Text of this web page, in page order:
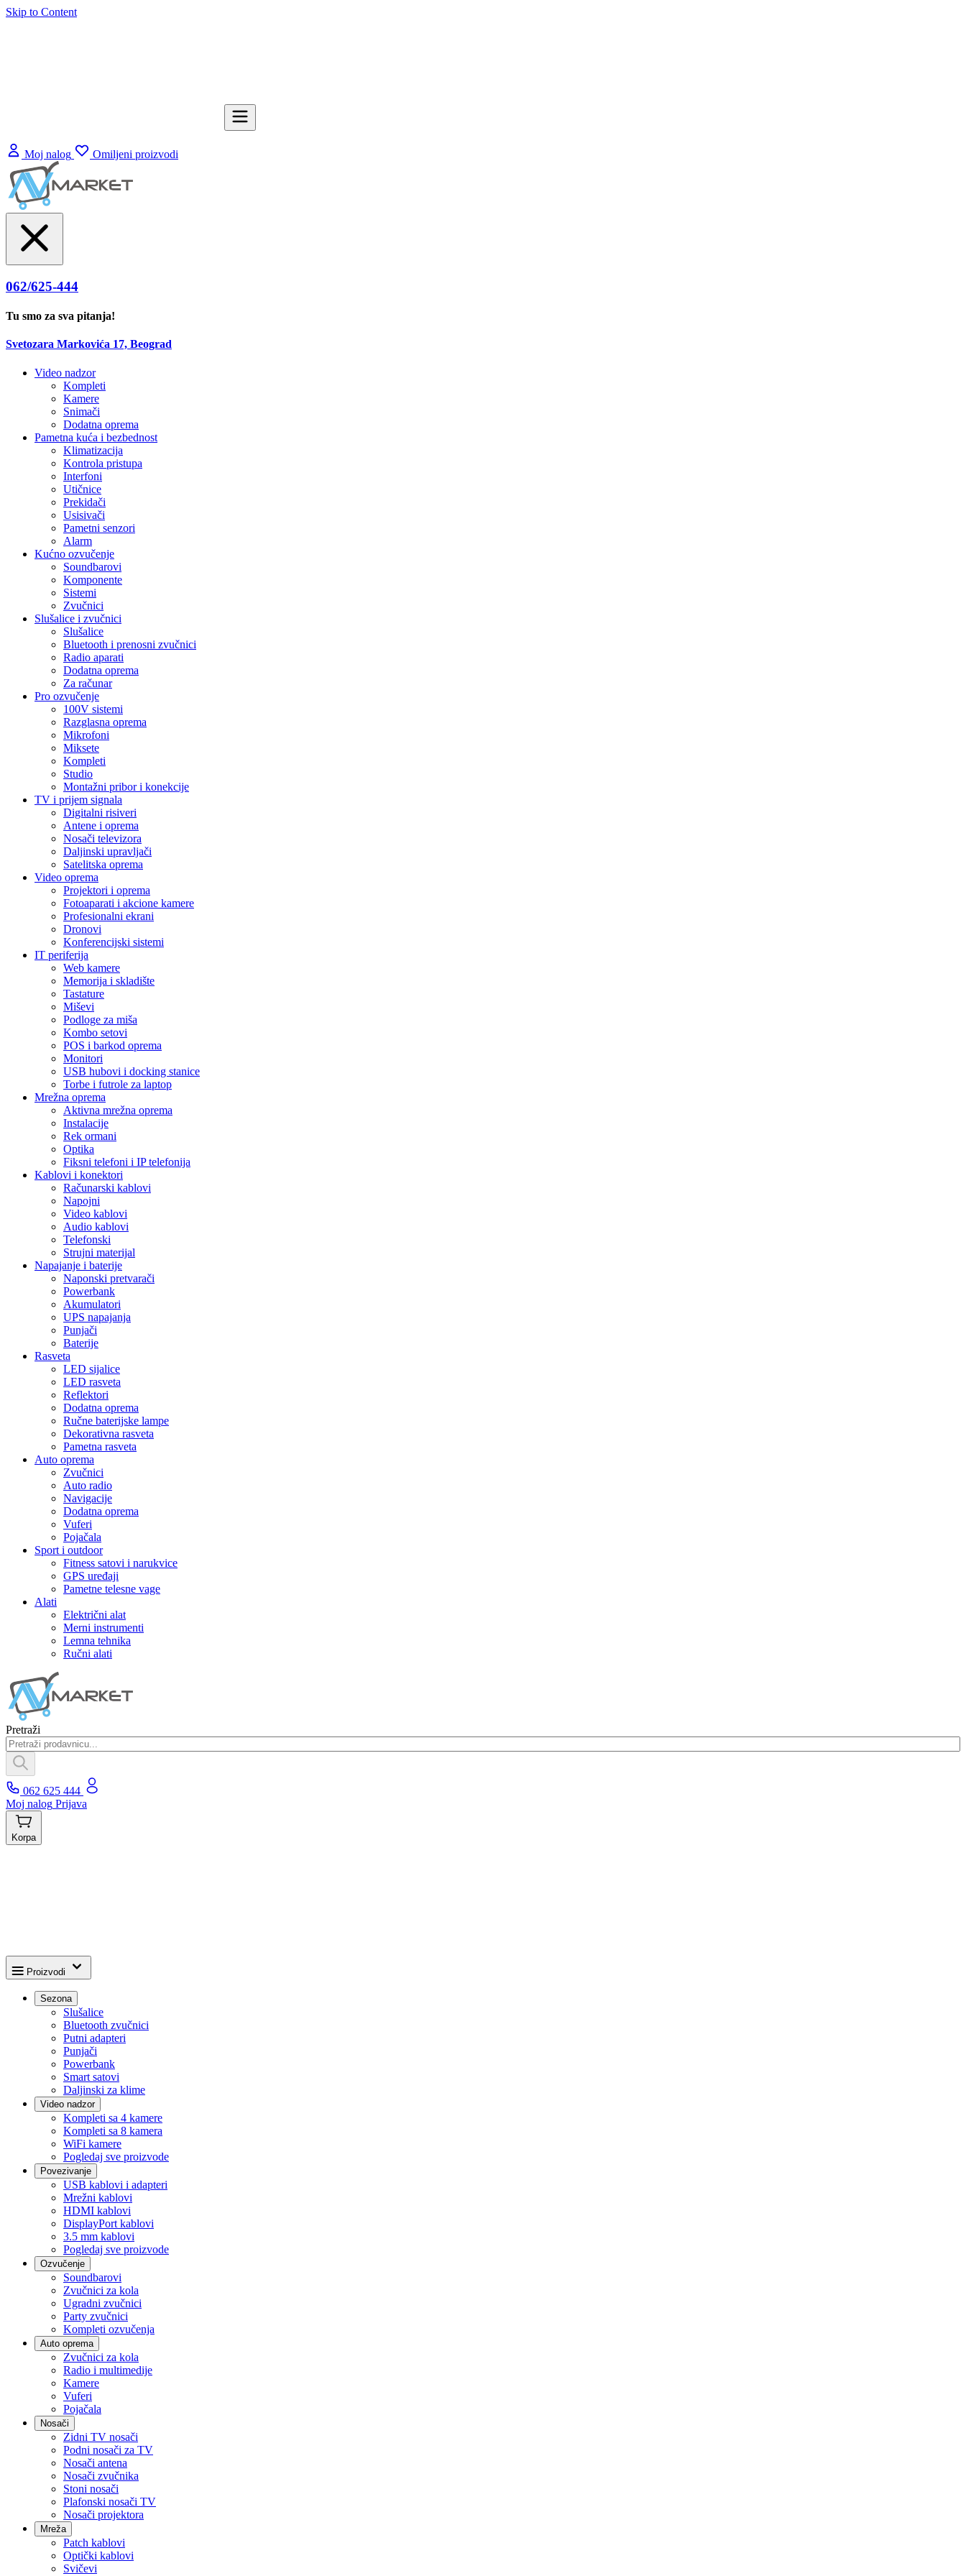
Skip to Content
Moj nalog Omiljeni proizvodi
062/625-444
Tu smo za sva pitanja!
Svetozara Markovića 17, Beograd
Video nadzor
Kompleti
Kamere
Snimači
Dodatna oprema
Pametna kuća i bezbednost
Klimatizacija
Kontrola pristupa
Interfoni
Utičnice
Prekidači
Usisivači
Pametni senzori
Alarm
Kućno ozvučenje
Soundbarovi
Komponente
Sistemi
Zvučnici
Slušalice i zvučnici
Slušalice
Bluetooth i prenosni zvučnici
Radio aparati
Dodatna oprema
Za računar
Pro ozvučenje
100V sistemi
Razglasna oprema
Mikrofoni
Miksete
Kompleti
Studio
Montažni pribor i konekcije
TV i prijem signala
Digitalni risiveri
Antene i oprema
Nosači televizora
Daljinski upravljači
Satelitska oprema
Video oprema
Projektori i oprema
Fotoaparati i akcione kamere
Profesionalni ekrani
Dronovi
Konferencijski sistemi
IT periferija
Web kamere
Memorija i skladište
Tastature
Miševi
Podloge za miša
Kombo setovi
POS i barkod oprema
Monitori
USB hubovi i docking stanice
Torbe i futrole za laptop
Mrežna oprema
Aktivna mrežna oprema
Instalacije
Rek ormani
Optika
Fiksni telefoni i IP telefonija
Kablovi i konektori
Računarski kablovi
Napojni
Video kablovi
Audio kablovi
Telefonski
Strujni materijal
Napajanje i baterije
Naponski pretvarači
Powerbank
Akumulatori
UPS napajanja
Punjači
Baterije
Rasveta
LED sijalice
LED rasveta
Reflektori
Dodatna oprema
Ručne baterijske lampe
Dekorativna rasveta
Pametna rasveta
Auto oprema
Zvučnici
Auto radio
Navigacije
Dodatna oprema
Vuferi
Pojačala
Sport i outdoor
Fitness satovi i narukvice
GPS uređaji
Pametne telesne vage
Alati
Električni alat
Merni instrumenti
Lemna tehnika
Ručni alati
Pretraži
062 625 444
Moj nalog Prijava
Korpa
Proizvodi
Sezona
Slušalice
Bluetooth zvučnici
Putni adapteri
Punjači
Powerbank
Smart satovi
Daljinski za klime
Video nadzor
Kompleti sa 4 kamere
Kompleti sa 8 kamera
WiFi kamere
Pogledaj sve proizvode
Povezivanje
USB kablovi i adapteri
Mrežni kablovi
HDMI kablovi
DisplayPort kablovi
3.5 mm kablovi
Pogledaj sve proizvode
Ozvučenje
Soundbarovi
Zvučnici za kola
Ugradni zvučnici
Party zvučnici
Kompleti ozvučenja
Auto oprema
Zvučnici za kola
Radio i multimedije
Kamere
Vuferi
Pojačala
Nosači
Zidni TV nosači
Podni nosači za TV
Nosači antena
Nosači zvučnika
Stoni nosači
Plafonski nosači TV
Nosači projektora
Mreža
Patch kablovi
Optički kablovi
Svičevi